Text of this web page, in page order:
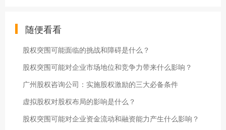
随便看看
股权突围可能面临的挑战和障碍是什么？
股权突围可能对企业市场地位和竞争力带来什么影响？
广州股权咨询公司：实施股权激励的三大必备条件
虚拟股权对股权布局的影响是什么？
股权突围可能对企业资金流动和融资能力产生什么影响？